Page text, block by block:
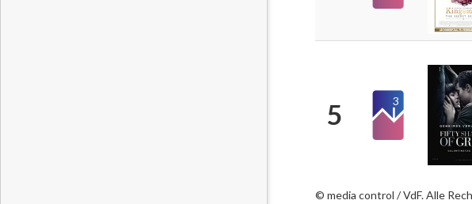
5 3
© media control / VdF. Alle